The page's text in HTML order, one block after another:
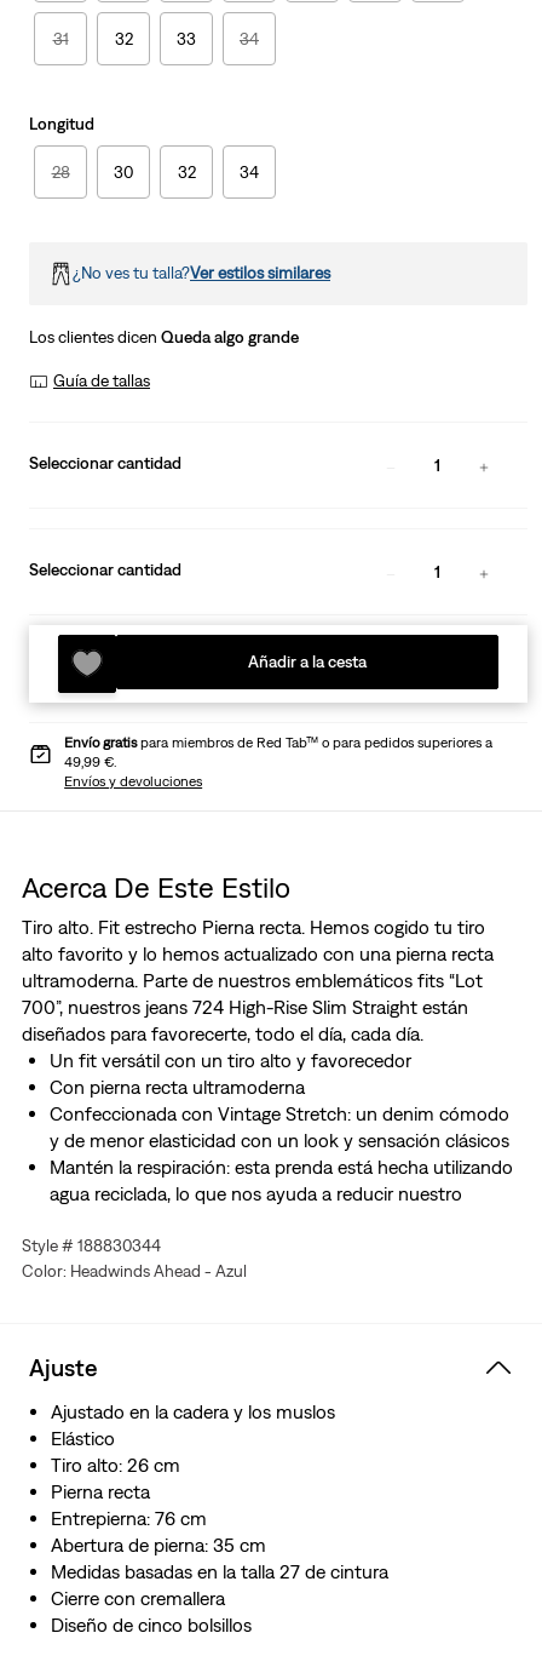
31 32 33 34
Longitud
28 30 32 34
¿No ves tu talla?Ver estilos similares
Los clientes dicen Queda algo grande
Guía de tallas
Seleccionar cantidad 1
Seleccionar cantidad 1
Añadir a la cesta
Envío gratispara miembros de Red Tab™ o para pedidos superiores a
49,99 €.
Envíos y devoluciones
Acerca De Este Estilo
Tiro alto. Fit estrecho Pierna recta. Hemos cogido tu tiro
alto favorito y lo hemos actualizado con una pierna recta
ultramoderna. Parte de nuestros emblemáticos fits “Lot
700”, nuestros jeans 724 High-Rise Slim Straight están
diseñados para favorecerte, todo el día, cada día.
Un fit versátil con un tiro alto y favorecedor
Con pierna recta ultramoderna
Confeccionada con Vintage Stretch: un denim cómodo
y de menor elasticidad con un look y sensación clásicos
Mantén la respiración: esta prenda está hecha utilizando
agua reciclada, lo que nos ayuda a reducir nuestro
Style # 188830344
Color: Headwinds Ahead - Azul
Ajuste
Ajustado en la cadera y los muslos
Elástico
Tiro alto: 26 cm
Pierna recta
Entrepierna: 76 cm
Abertura de pierna: 35 cm
Medidas basadas en la talla 27 de cintura
Cierre con cremallera
Diseño de cinco bolsillos